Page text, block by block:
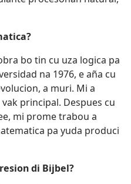
bo tin cu uza logica pa
na 1976, e aña cu
a muri. Mi a
principal. Despues cu
mi prome trabou a
pa yuda produci
di Bijbel?